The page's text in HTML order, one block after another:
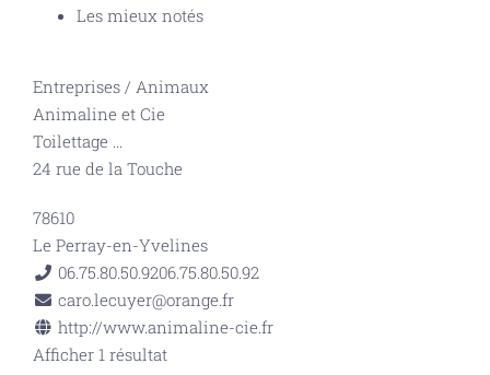
Les mieux notés
Entreprises / Animaux
Animaline et Cie
Toilettage ...
24 rue de la Touche
78610
Le Perray-en-Yvelines
06.75.80.50.9206.75.80.50.92
caro.lecuyer@orange.fr
http://www.animaline-cie.fr
Afficher 1 résultat